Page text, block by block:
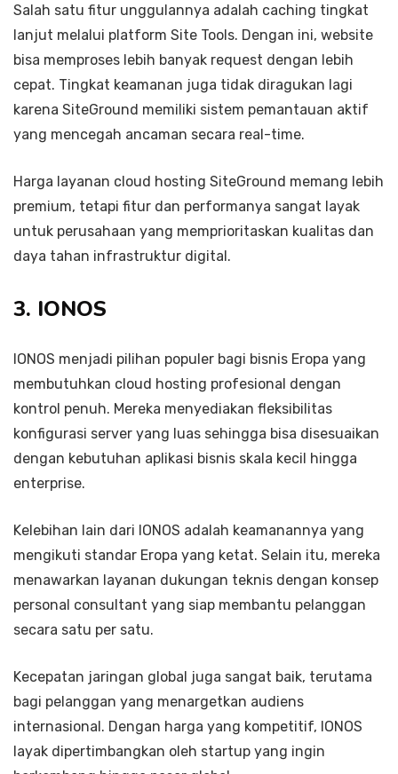
Salah satu fitur unggulannya adalah caching tingkat
lanjut melalui platform Site Tools. Dengan ini, website
bisa memproses lebih banyak request dengan lebih
cepat. Tingkat keamanan juga tidak diragukan lagi
karena SiteGround memiliki sistem pemantauan aktif
yang mencegah ancaman secara real-time.
Harga layanan cloud hosting SiteGround memang lebih
premium, tetapi fitur dan performanya sangat layak
untuk perusahaan yang memprioritaskan kualitas dan
daya tahan infrastruktur digital.
3. IONOS
IONOS menjadi pilihan populer bagi bisnis Eropa yang
membutuhkan cloud hosting profesional dengan
kontrol penuh. Mereka menyediakan fleksibilitas
konfigurasi server yang luas sehingga bisa disesuaikan
dengan kebutuhan aplikasi bisnis skala kecil hingga
enterprise.
Kelebihan lain dari IONOS adalah keamanannya yang
mengikuti standar Eropa yang ketat. Selain itu, mereka
menawarkan layanan dukungan teknis dengan konsep
personal consultant yang siap membantu pelanggan
secara satu per satu.
Kecepatan jaringan global juga sangat baik, terutama
bagi pelanggan yang menargetkan audiens
internasional. Dengan harga yang kompetitif, IONOS
layak dipertimbangkan oleh startup yang ingin